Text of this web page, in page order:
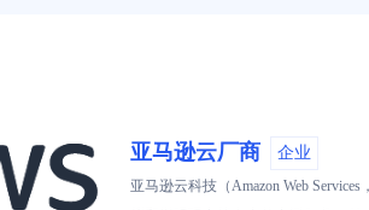
亚马逊云厂商 企业
亚马逊云科技（Amazon Web